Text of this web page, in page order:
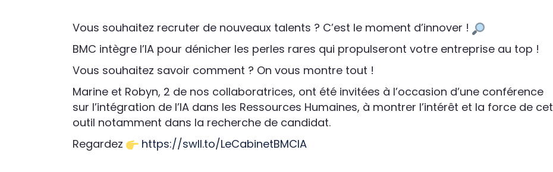
Vous souhaitez recruter de nouveaux talents ? C’est le moment d’innover !
BMC intègre l’IA pour dénicher les perles rares qui propulseront votre entreprise au top !
Vous souhaitez savoir comment ? On vous montre tout !
Marine et Robyn, 2 de nos collaboratrices, ont été invitées à l’occasion d’une conférence
sur l’intégration de l’IA dans les Ressources Humaines, à montrer l’intérêt et la force de cet
outil notamment dans la recherche de candidat.
Regardez
https://swll.to/LeCabinetBMCIA